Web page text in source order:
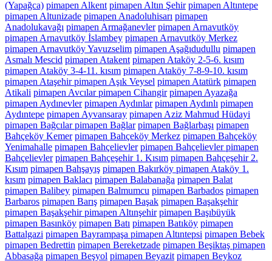
(Yapağca) pimapen Alkent pimapen Altın Şehir pimapen Altıntepe
pimapen Altunizade pimapen Anadoluhisarı pimapen
Anadolukavağı pimapen Armağanevler pimapen Arnavutköy
pimapen Arnavutköy İslambey pimapen Arnavutköy Merkez
pimapen Arnavutköy Yavuzselim pimapen Aşağıdudullu pimapen
Asmalı Mescid pimapen Atakent pimapen Ataköy 2-5-6. kısım
pimapen Ataköy 3-4-11. kısım pimapen Ataköy 7-8-9-10. kısım
pimapen Ataşehir pimapen Aşık Veysel pimapen Atatürk pimapen
Atikali pimapen Avcılar pimapen Cihangir pimapen Ayazağa
pimapen Aydınevler pimapen Aydınlar pimapen Aydınlı pimapen
Aydıntepe pimapen Ayvansaray pimapen Aziz Mahmud Hüdayi
pimapen Bağcılar pimapen Bağlar pimapen Bağlarbaşı pimapen
Bahçeköy Kemer pimapen Bahçeköy Merkez pimapen Bahçeköy
Yenimahalle pimapen Bahçelievler pimapen Bahçelievler pimapen
Bahçelievler pimapen Bahçeşehir 1. Kısım pimapen Bahçeşehir 2.
Kısım pimapen Bahşayış pimapen Bakırköy pimapen Ataköy 1.
kısım pimapen Baklacı pimapen Balabanağa pimapen Balat
pimapen Balibey pimapen Balmumcu pimapen Barbados pimapen
Barbaros pimapen Barış pimapen Başak pimapen Başakşehir
pimapen Başakşehir pimapen Altınşehir pimapen Başıbüyük
pimapen Basınköy pimapen Batı pimapen Batıköy pimapen
Battalgazi pimapen Bayrampaşa pimapen Altıntepsi pimapen Bebek
pimapen Bedrettin pimapen Bereketzade pimapen Beşiktaş pimapen
Abbasağa pimapen Beşyol pimapen Beyazit pimapen Beykoz